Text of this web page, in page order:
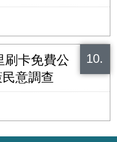
10.
刷卡免費公
意調查